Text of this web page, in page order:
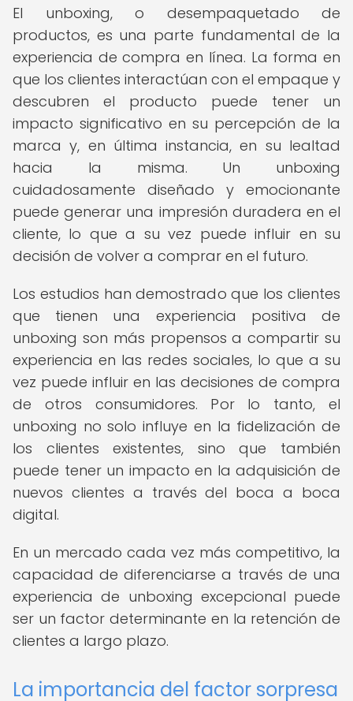
El unboxing, o desempaquetado de
productos, es una parte fundamental de la
experiencia de compra en línea. La forma en
que los clientes interactúan con el empaque y
descubren el producto puede tener un
impacto significativo en su percepción de la
marca y, en última instancia, en su lealtad
hacia la misma. Un unboxing
cuidadosamente diseñado y emocionante
puede generar una impresión duradera en el
cliente, lo que a su vez puede influir en su
decisión de volver a comprar en el futuro.
Los estudios han demostrado que los clientes
que tienen una experiencia positiva de
unboxing son más propensos a compartir su
experiencia en las redes sociales, lo que a su
vez puede influir en las decisiones de compra
de otros consumidores. Por lo tanto, el
unboxing no solo influye en la fidelización de
los clientes existentes, sino que también
puede tener un impacto en la adquisición de
nuevos clientes a través del boca a boca
digital.
En un mercado cada vez más competitivo, la
capacidad de diferenciarse a través de una
experiencia de unboxing excepcional puede
ser un factor determinante en la retención de
clientes a largo plazo.
La importancia del factor sorpresa